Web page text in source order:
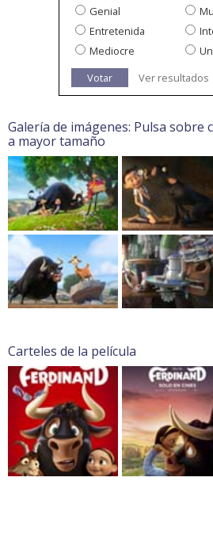
Genial
Entretenida
Mediocre
Votar
Ver resultados
Galería de imágenes: Pulsa sobre
a mayor tamaño
Carteles de la película